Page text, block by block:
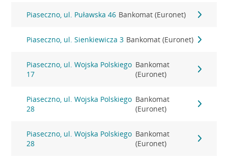
Piaseczno, ul. Puławska 46 Bankomat (Euronet)
Piaseczno, ul. Sienkiewicza 3 Bankomat (Euronet)
Piaseczno, ul. Wojska Polskiego
17
Bankomat
(Euronet)
Piaseczno, ul. Wojska Polskiego
28
Bankomat
(Euronet)
Piaseczno, ul. Wojska Polskiego
28
Bankomat
(Euronet)